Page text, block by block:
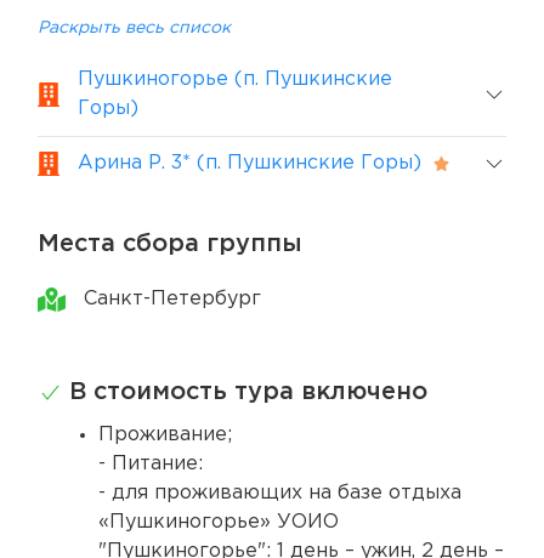
Раскрыть весь список
Пушкиногорье (п. Пушкинские
Горы)
Арина Р. 3* (п. Пушкинские Горы)
Места сбора группы
Санкт-Петербург
В стоимость тура включено
Проживание;
- Питание:
- для проживающих на базе отдыха
«Пушкиногорье» УОИО
"Пушкиногорье": 1 день – ужин, 2 день –